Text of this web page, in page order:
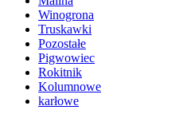
Winogrona
Truskawki
Pozostałe
Pigwowiec
Rokitnik
Kolumnowe
karłowe